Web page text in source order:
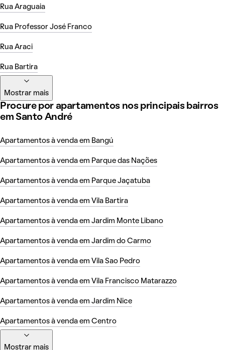
Rua Araguaia
Rua Professor José Franco
Rua Araci
Rua Bartira
Mostrar mais
Procure por apartamentos nos principais bairros
em Santo André
Apartamentos à venda em Bangú
Apartamentos à venda em Parque das Nações
Apartamentos à venda em Parque Jaçatuba
Apartamentos à venda em Vila Bartira
Apartamentos à venda em Jardim Monte Libano
Apartamentos à venda em Jardim do Carmo
Apartamentos à venda em Vila Sao Pedro
Apartamentos à venda em Vila Francisco Matarazzo
Apartamentos à venda em Jardim Nice
Apartamentos à venda em Centro
Mostrar mais